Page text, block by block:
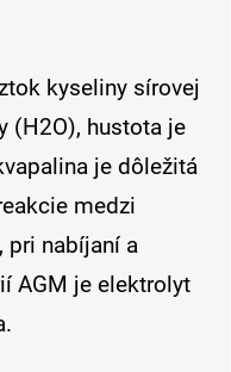
kyseliny sírovej
(H2O), hustota je
je dôležitá
medzi
pri nabíjaní a
AGM je elektrolyt